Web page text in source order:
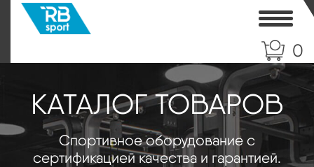
0
КАТАЛОГ ТОВАРОВ
Спортивное оборудование с
сертификацией качества и гарантией.